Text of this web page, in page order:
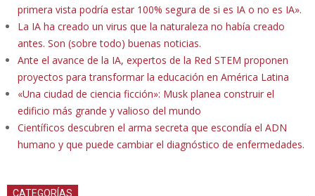
primera vista podría estar 100% segura de si es IA o no es IA».
La IA ha creado un virus que la naturaleza no había creado
antes. Son (sobre todo) buenas noticias.
Ante el avance de la IA, expertos de la Red STEM proponen
proyectos para transformar la educación en América Latina
«Una ciudad de ciencia ficción»: Musk planea construir el
edificio más grande y valioso del mundo
Científicos descubren el arma secreta que escondía el ADN
humano y que puede cambiar el diagnóstico de enfermedades.
CATEGORÍAS